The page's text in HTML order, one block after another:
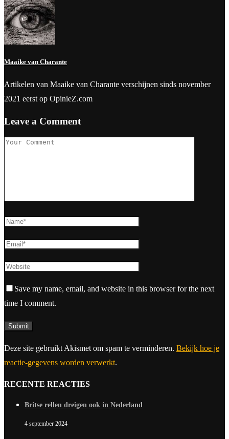
Maaike van Charante
Artikelen van Maaike van Charante verschijnen sinds november
2021 eerst op OpinieZ.com
Leave a Comment
Save my name, email, and website in this browser for the next
time I comment.
Deze site gebruikt Akismet om spam te verminderen. Bekijk hoe je
reactie-gegevens worden verwerkt.
RECENTE REACTIES
Britse rellen dreigen ook in Nederland
4 september 2024